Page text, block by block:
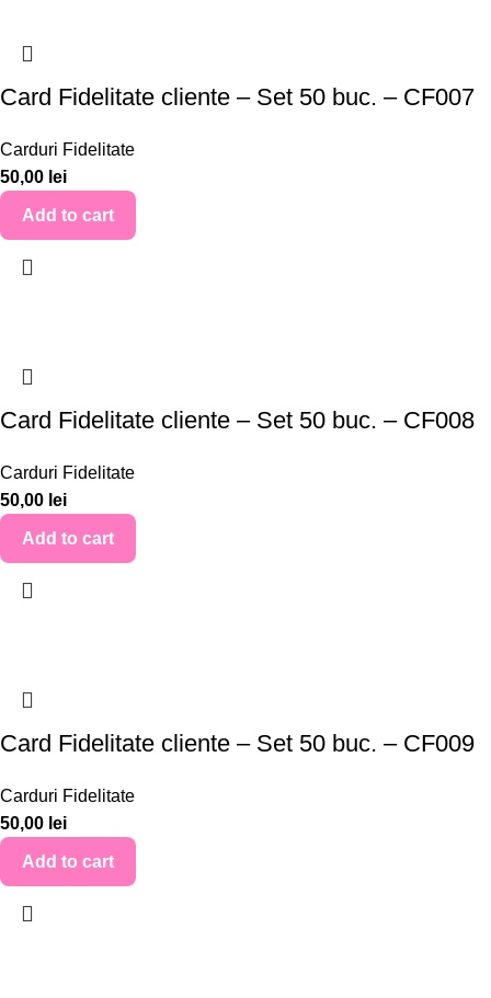
Card Fidelitate cliente – Set 50 buc. – CF007
Carduri Fidelitate
50,00 lei
Add to cart
Card Fidelitate cliente – Set 50 buc. – CF008
Carduri Fidelitate
50,00 lei
Add to cart
Card Fidelitate cliente – Set 50 buc. – CF009
Carduri Fidelitate
50,00 lei
Add to cart